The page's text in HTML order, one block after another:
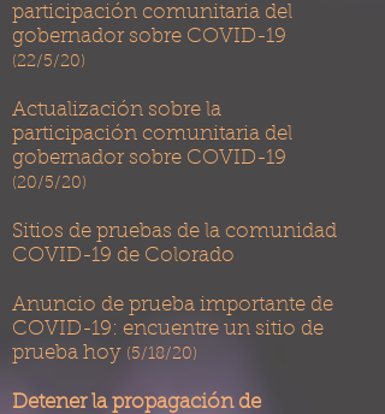
participación comunitaria del
gobernador sobre COVID-19
(22/5/20)
Actualización sobre la
participación comunitaria del
gobernador sobre COVID-19
(20/5/20)
Sitios de pruebas de la comunidad
COVID-19 de Colorado
Anuncio de prueba importante de
COVID-19: encuentre un sitio de
prueba hoy (5/18/20)
Detener la propagación de